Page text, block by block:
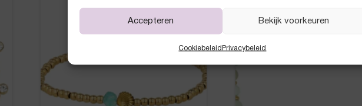
Accepteren Bekijk voorkeuren
Cookiebeleid Privacybeleid